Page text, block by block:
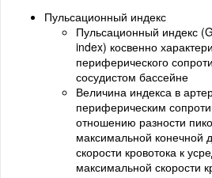
Пульсационный индекс
Пульсационный индекс
index) косвенно
периферического
сосудистом бассейне
Величина индекса в
периферическим
отношению разности
максимальной конечной
скорости кровотока к
максимальной скорости